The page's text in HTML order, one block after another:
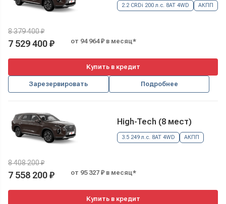
2.2 CRDi 200 л.с. 8AT 4WD АКПП
8 379 400 ₽
7 529 400 ₽ от 94 964 ₽ в месяц*
Купить в кредит
Зарезервировать Подробнее
High-Tech (8 мест)
3.5 249 л.с. 8AT 4WD АКПП
8 408 200 ₽
7 558 200 ₽ от 95 327 ₽ в месяц*
Купить в кредит